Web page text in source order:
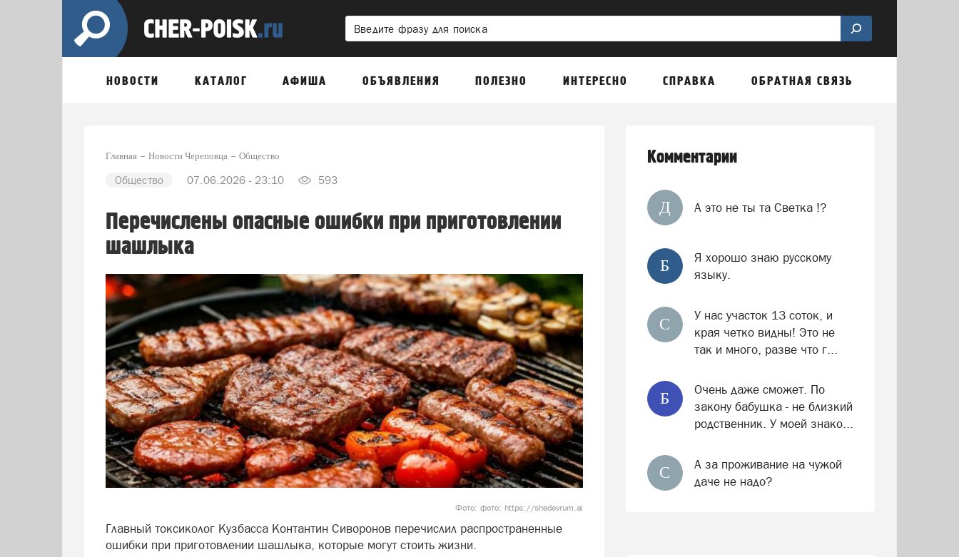
НОВОСТИ КАТАЛОГ АФИША ОБЪЯВЛЕНИЯ ПОЛЕЗНО ИНТЕРЕСНО СПРАВКА ОБРАТНАЯ СВЯЗЬ
Главная Новости Череповца Общество
Общество 07.06.2026 - 23:10 593
Перечислены опасные ошибки при приготовлении
шашлыка
Фото: фото: https://shedevrum.ai
Главный токсиколог Кузбасса Контантин Сиворонов перечислил распространенные
ошибки при приготовлении шашлыка, которые могут стоить жизни.
Комментарии
Д А это не ты та Светка !?
Б
Я хорошо знаю русскому
языку.
С
У нас участок 13 соток, и
края четко видны! Это не
так и много, разве что г...
Б
Очень даже сможет. По
закону бабушка - не близкий
родственник. У моей знако...
С
А за проживание на чужой
даче не надо?